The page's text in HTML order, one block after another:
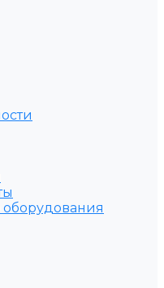
оборудования